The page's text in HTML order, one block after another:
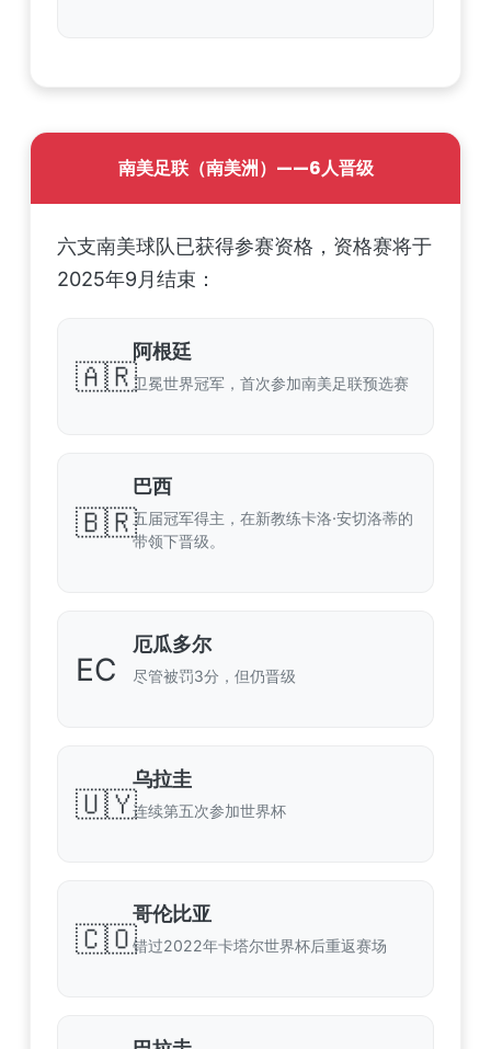
南美足联（南美洲）——6人晋级
六支南美球队已获得参赛资格，资格赛将于
2025年9月结束：
🇦🇷
阿根廷
卫冕世界冠军，首次参加南美足联预选赛
🇧🇷
巴西
五届冠军得主，在新教练卡洛·安切洛蒂的
带领下晋级。
EC
厄瓜多尔
尽管被罚3分，但仍晋级
🇺🇾
乌拉圭
连续第五次参加世界杯
🇨🇴
哥伦比亚
错过2022年卡塔尔世界杯后重返赛场